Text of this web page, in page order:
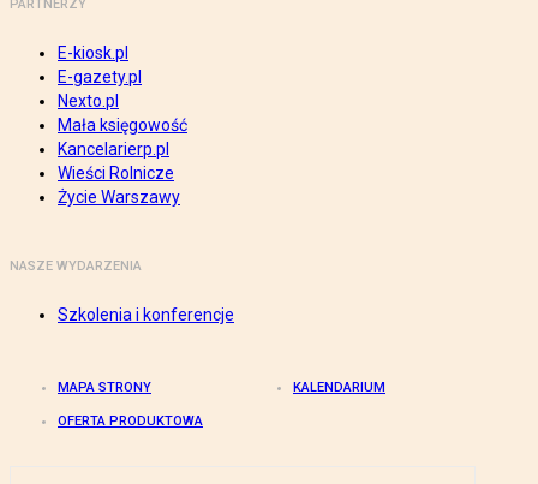
PARTNERZY
E-kiosk.pl
E-gazety.pl
Nexto.pl
Mała księgowość
Kancelarierp.pl
Wieści Rolnicze
Życie Warszawy
NASZE WYDARZENIA
Szkolenia i konferencje
MAPA STRONY KALENDARIUM
OFERTA PRODUKTOWA